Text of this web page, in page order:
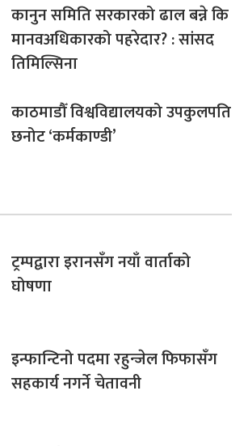
कानुन समिति सरकारको ढाल बन्ने कि
मानवअधिकारको पहरेदार? : सांसद
तिमिल्सिना
काठमाडौँ विश्वविद्यालयको उपकुलपति
छनोट ‘कर्मकाण्डी’
ट्रम्पद्वारा इरानसँग नयाँ वार्ताको
घोषणा
इन्फान्टिनो पदमा रहुन्जेल फिफासँग
सहकार्य नगर्ने चेतावनी